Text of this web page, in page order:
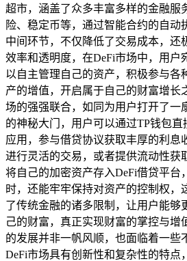
超市，涵盖了众多丰富多样的金融服
险、稳定币等，通过智能合约的自动
中间环节，不仅降低了交易成本，还
效率和透明度，在DeFi市场中，用户
以自主管理自己的资产，积极参与各
产的增值，开启属于自己的财富增长
场的强强联合，如同为用户打开了一
的神秘大门，用户可以通过TP钱包直
应用，参与借贷协议获取丰厚的利息
进行灵活的交易，或者提供流动性获
将自己的加密资产存入DeFi借贷平台
时，还能牢牢保持对资产的控制权，
了传统金融的诸多限制，让用户能够
己的财富，真正实现财富的掌控与增
的发展并非一帆风顺，也面临着一些
DeFi市场具有创新性和复杂性的特点